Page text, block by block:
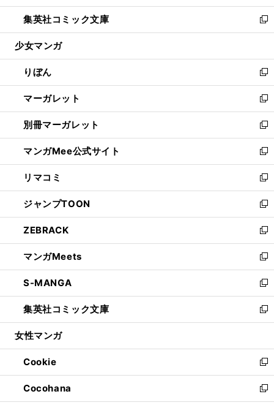
開
く
ウ
で
開
ン
ド
ウ
開
く
ウ
ィ
ン
ウ
で
開
く
し
い
ウ
ン
ド
ウ
で
開
く
集英社コミック文庫
新
し
ウ
ィ
ン
ド
ウ
で
開
く
少女マンガ
りぼん
新
し
い
ウ
ィ
ン
ド
ウ
で
開
く
マーガレット
新
し
い
ウ
ィ
ン
ド
ウ
で
開
く
別冊マーガレット
新
し
い
ウ
ィ
ン
ド
ウ
で
開
く
マンガMee公式サイト
新
し
い
ウ
ィ
ン
ド
ウ
で
開
く
リマコミ
新
し
い
ウ
ィ
ン
ド
ウ
で
開
く
ジャンプTOON
新
し
い
ウ
ィ
ン
ド
ウ
で
開
ZEBRACK
新
し
い
ウ
ィ
ン
ド
ウ
開
く
マンガMeets
新
し
い
ウ
ィ
ン
ウ
で
開
く
S-MANGA
新
し
い
ウ
ン
ド
ウ
で
開
集英社コミック文庫
新
し
ウ
ィ
ン
ド
ウ
女性マンガ
Cookie
新
し
い
Cocohana
新